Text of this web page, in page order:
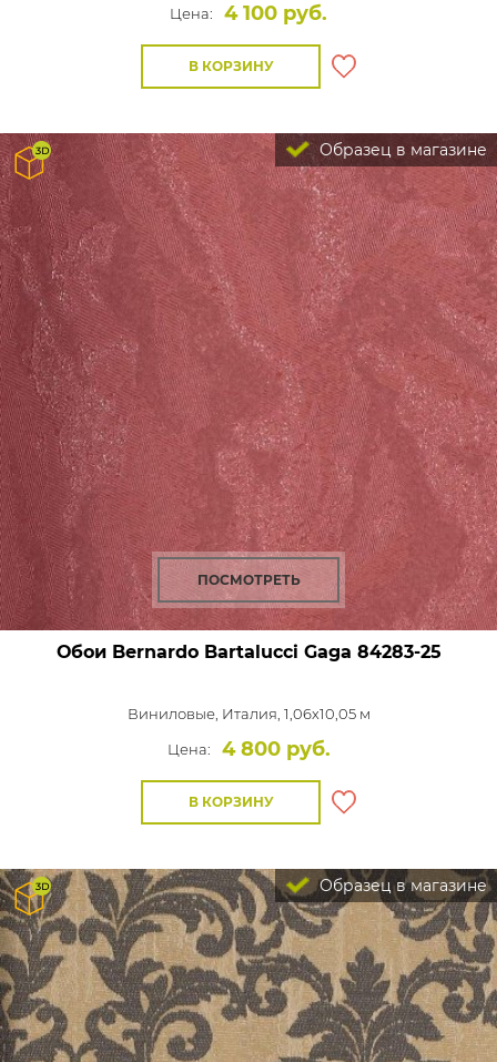
Цена:
4 100 руб.
В КОРЗИНУ
Образец в магазине
ПОСМОТРЕТЬ
Обои Bernardo Bartalucci Gaga 84283-25
Виниловые, Италия, 1,06x10,05 м
Цена:
4 800 руб.
В КОРЗИНУ
Образец в магазине